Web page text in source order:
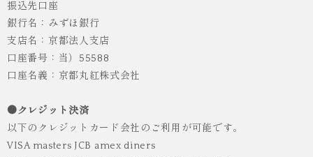
人気
振込先口座
銀行名：みずほ銀行
支店名：京都法人支店
口座番号：当）55588
口座名義：京都丸紅株式会社
●クレジット決済
以下のクレジットカード会社のご利用が可能です。
VISA masters JCB amex diners